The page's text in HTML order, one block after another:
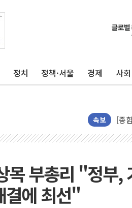
정치 정책·서울 경제 사회
속보
유
미
트
美
美
[AI
목 부총리 "정부,
결에 최선"